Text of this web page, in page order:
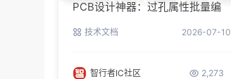
PCB设计神器：过孔属性批量编
技术文档 2026-07-10
智行者IC社区 2,273